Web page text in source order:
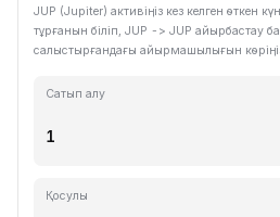
JUP (Jupiter) активіңіз кез келген өткен
тұрғанын біліп, JUP -> JUP айырбастау
салыстырғандағы айырмашылығын
Сатып алу
Қосулы